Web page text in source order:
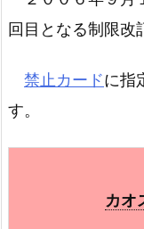
回目となる制限改
禁止カードに指
す。
カオ